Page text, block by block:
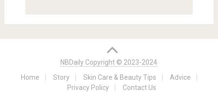
NBDaily Copyright © 2023-2024
Home
Story Skin Care & Beauty Tips
Advice
Privacy Policy
Contact Us